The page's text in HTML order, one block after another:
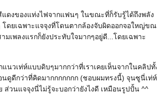
ดงของแท่งไฟจากแฟนๆ ในขณะที่ก็รับรู้ได้ถึงพลัง
ดยเฉพาะแจจุงที่โดนตากล้องจับผิดออกจอใหญ่ขณ
มเพลงแรกก็ยังประทับใจมากๆอยู่ดี...โดยเฉพาะ
วเท่ห์แบบดิบๆมากกว่าที่เราเคยเห็นจากในคลิปทั้
ดูดีกว่าที่คิดมากกกกกกก (ชอบผมทรงนี้) จุนซูนี่เท่ห์
วนแจจุงนี่ไม่รู้จะบอกว่ายังไงดี เหมือนรูปปั้น ^^